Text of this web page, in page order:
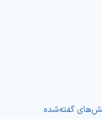
گفته‌شده